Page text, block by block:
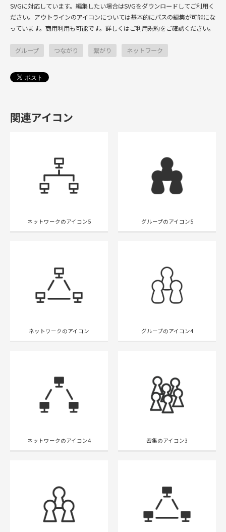
SVGに対応しています。編集したい場合はSVGをダウンロードしてご利用く
ださい。アウトラインのアイコンについては基本的にパスの編集が可能にな
っています。商用利用も可能です。詳しくはご利用規約をご確認ください。
グループ つながり 繋がり ネットワーク
関連アイコン
ネットワークのアイコン5 グループのアイコン5
ネットワークのアイコン グループのアイコン4
ネットワークのアイコン4 密集のアイコン3